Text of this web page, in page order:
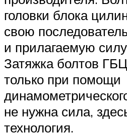
головки блока
свою
и прилагаемую
Затяжка болтов
только при помощи
не нужна сила,
технология.